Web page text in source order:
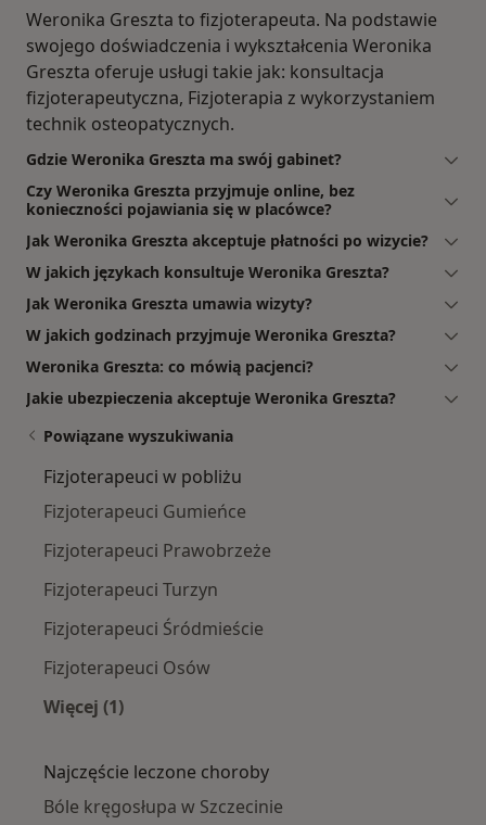
Weronika Greszta to fizjoterapeuta. Na podstawie
swojego doświadczenia i wykształcenia Weronika
Greszta oferuje usługi takie jak: konsultacja
fizjoterapeutyczna, Fizjoterapia z wykorzystaniem
technik osteopatycznych.
Gdzie Weronika Greszta ma swój gabinet?
Czy Weronika Greszta przyjmuje online, bez
konieczności pojawiania się w placówce?
Jak Weronika Greszta akceptuje płatności po wizycie?
W jakich językach konsultuje Weronika Greszta?
Jak Weronika Greszta umawia wizyty?
W jakich godzinach przyjmuje Weronika Greszta?
Weronika Greszta: co mówią pacjenci?
Jakie ubezpieczenia akceptuje Weronika Greszta?
Powiązane wyszukiwania
Fizjoterapeuci w pobliżu
Fizjoterapeuci Gumieńce
Fizjoterapeuci Prawobrzeże
Fizjoterapeuci Turzyn
Fizjoterapeuci Śródmieście
Fizjoterapeuci Osów
Więcej (1)
Najczęście leczone choroby
Bóle kręgosłupa w Szczecinie